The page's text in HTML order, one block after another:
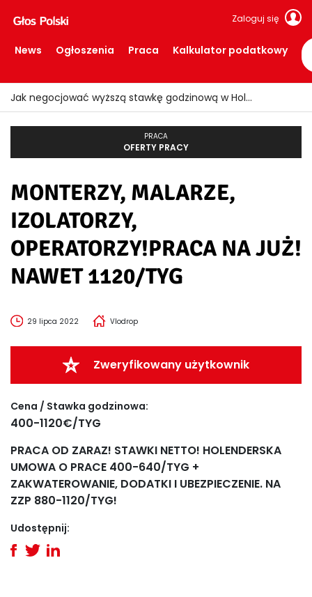
Zaloguj się
News Ogłoszenia Praca Kalkulator podatkowy
Jak negocjować wyższą stawkę godzinową w Holandii?
PRACA
OFERTY PRACY
MONTERZY, MALARZE,
IZOLATORZY,
OPERATORZY!PRACA NA JUŻ!
NAWET 1120/TYG
29 lipca 2022 Vlodrop
Zweryfikowany użytkownik
Cena / Stawka godzinowa:
400-1120€/TYG
PRACA OD ZARAZ! STAWKI NETTO! HOLENDERSKA
UMOWA O PRACE 400-640/TYG +
ZAKWATEROWANIE, DODATKI I UBEZPIECZENIE. NA
ZZP 880-1120/TYG!
Udostępnij: